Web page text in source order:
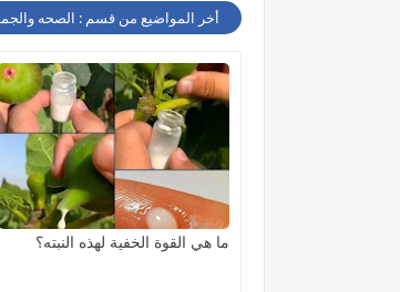
أخر المواضيع من قسم : الصحه
ما هي القوة الخفية لهذه النبته؟